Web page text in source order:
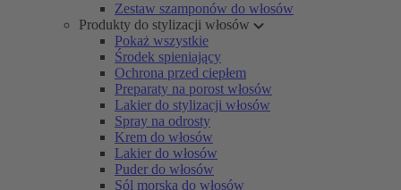
Zestaw szamponów do włosów
Produkty do stylizacji włosów
Pokaż wszystkie
Środek spieniający
Ochrona przed ciepłem
Preparaty na porost włosów
Lakier do stylizacji włosów
Spray na odrosty
Krem do włosów
Lakier do włosów
Puder do włosów
Sól morska do włosów